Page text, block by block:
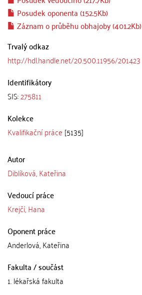
Posudek oponenta (152.5Kb)
Záznam o průběhu obhajoby (401.2Kb)
Trvalý odkaz
http://hdl.handle.net/20.500.11956/201423
Identifikátory
SIS:275811
Kolekce
Kvalifikační práce [5135]
Autor
Diblíková, Kateřina
Vedoucí práce
Krejčí, Hana
Oponent práce
Anderlová, Kateřina
Fakulta / součást
1. lékařská fakulta